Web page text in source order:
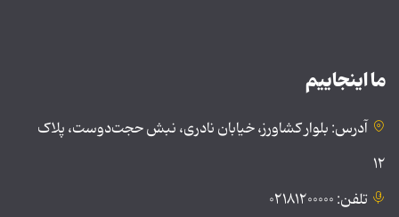
ما اینجاییم
آدرس: بلوار کشاورز، خیابان نادری، نبش حجت‌دوست، پلاک
۱۲
تلفن: ۰۲۱۸۱۲۰۰۰۰۰